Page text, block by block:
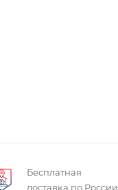
Бесплатная
доставка по России